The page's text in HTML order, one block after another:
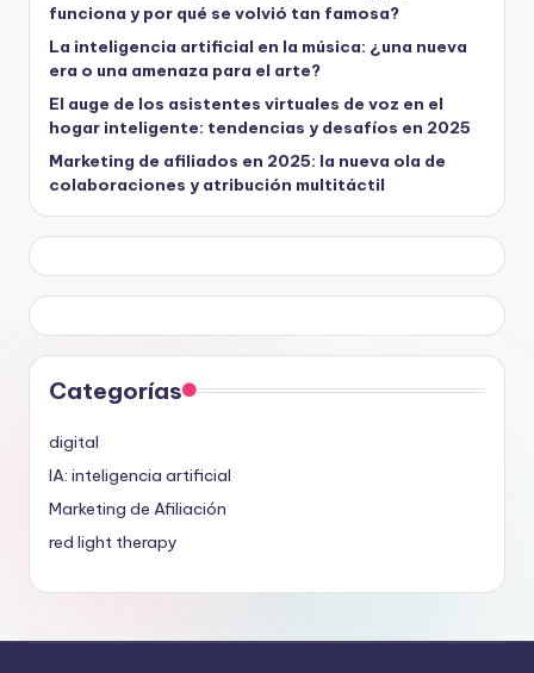
funciona y por qué se volvió tan famosa?
La inteligencia artificial en la música: ¿una nueva
era o una amenaza para el arte?
El auge de los asistentes virtuales de voz en el
hogar inteligente: tendencias y desafíos en 2025
Marketing de afiliados en 2025: la nueva ola de
colaboraciones y atribución multitáctil
Categorías
digital
IA: inteligencia artificial
Marketing de Afiliación
red light therapy